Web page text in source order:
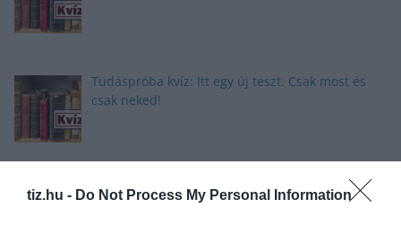
tiz.hu - Do Not Process My Personal Information
Tudáspróba kvíz: Itt egy új teszt. Csak most és
csak neked!
Nyolc gyors kvíz kérdés: Ma sem hagyunk újabb